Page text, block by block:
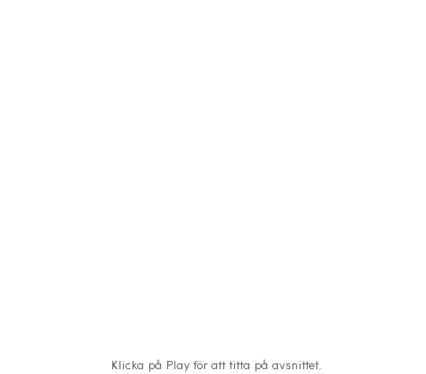
Klicka på Play för att titta på avsnittet.